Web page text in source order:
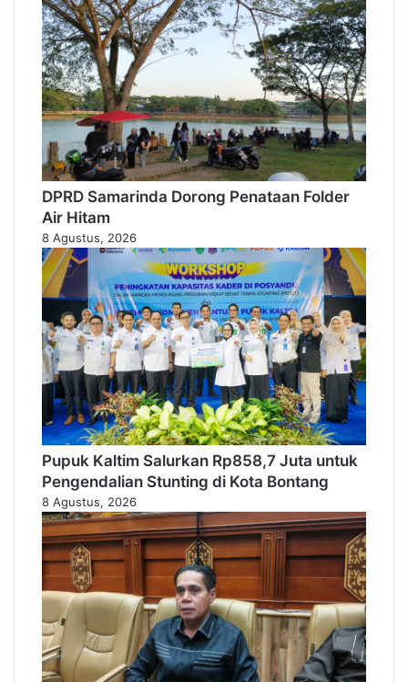
DPRD Samarinda Dorong Penataan Folder
Air Hitam
8 Agustus, 2026
Pupuk Kaltim Salurkan Rp858,7 Juta untuk
Pengendalian Stunting di Kota Bontang
8 Agustus, 2026